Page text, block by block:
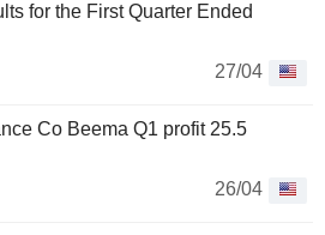
for the First Quarter Ended
27/04
Co Beema Q1 profit 25.5
26/04